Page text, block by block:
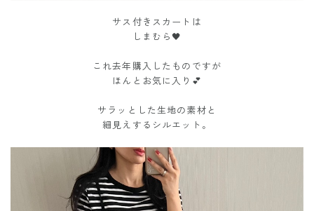
サス付きスカートは
しまむら🖤
これ去年購入したものですが
ほんとお気に入り💕
サラッとした生地の素材と
細見えするシルエット。